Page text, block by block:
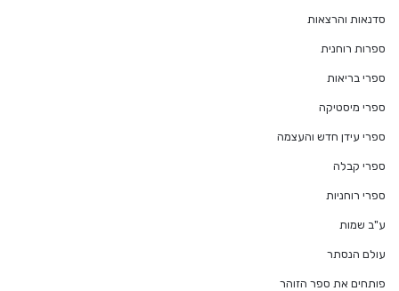
סדנאות והרצאות
ספרות רוחנית
ספרי בריאות
ספרי מיסטיקה
ספרי עידן חדש והעצמה
ספרי קבלה
ספרי רוחניות
ע"ב שמות
עולם הנסתר
פותחים את ספר הזוהר